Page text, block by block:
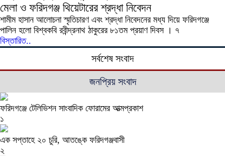
মেলা ও ফরিদগঞ্জ থিয়েটারের শ্রদ্ধা নিবেদন
শামীম হাসান আলোচনা স্মৃতিচারণ এবং শ্রদ্ধা নিবেদনের মধ্য দিয়ে ফরিদগঞ্জে
পালিন হলো বিশ্বকবি রবীন্দ্রনাথ ঠাকুরের ৮১তম প্রয়াণ দিবস । ৭
বিস্তারিত..
সর্বশেষ সংবাদ
জনপ্রিয় সংবাদ
ফরিদগঞ্জে টেলিভিশন সাংবাদিক ফোরামের আত্মপ্রকাশ
১
এক সপ্তাহে ২০ চুরি, আতঙ্কে ফরিদগঞ্জবাসী
২